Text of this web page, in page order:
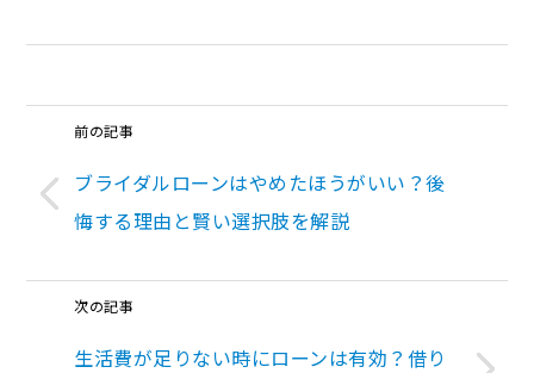
前の記事
ブライダルローンはやめたほうがいい？後
悔する理由と賢い選択肢を解説
次の記事
生活費が足りない時にローンは有効？借り